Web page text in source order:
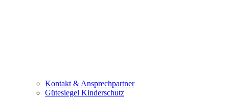
Kontakt & Ansprechpartner
Gütesiegel Kinderschutz